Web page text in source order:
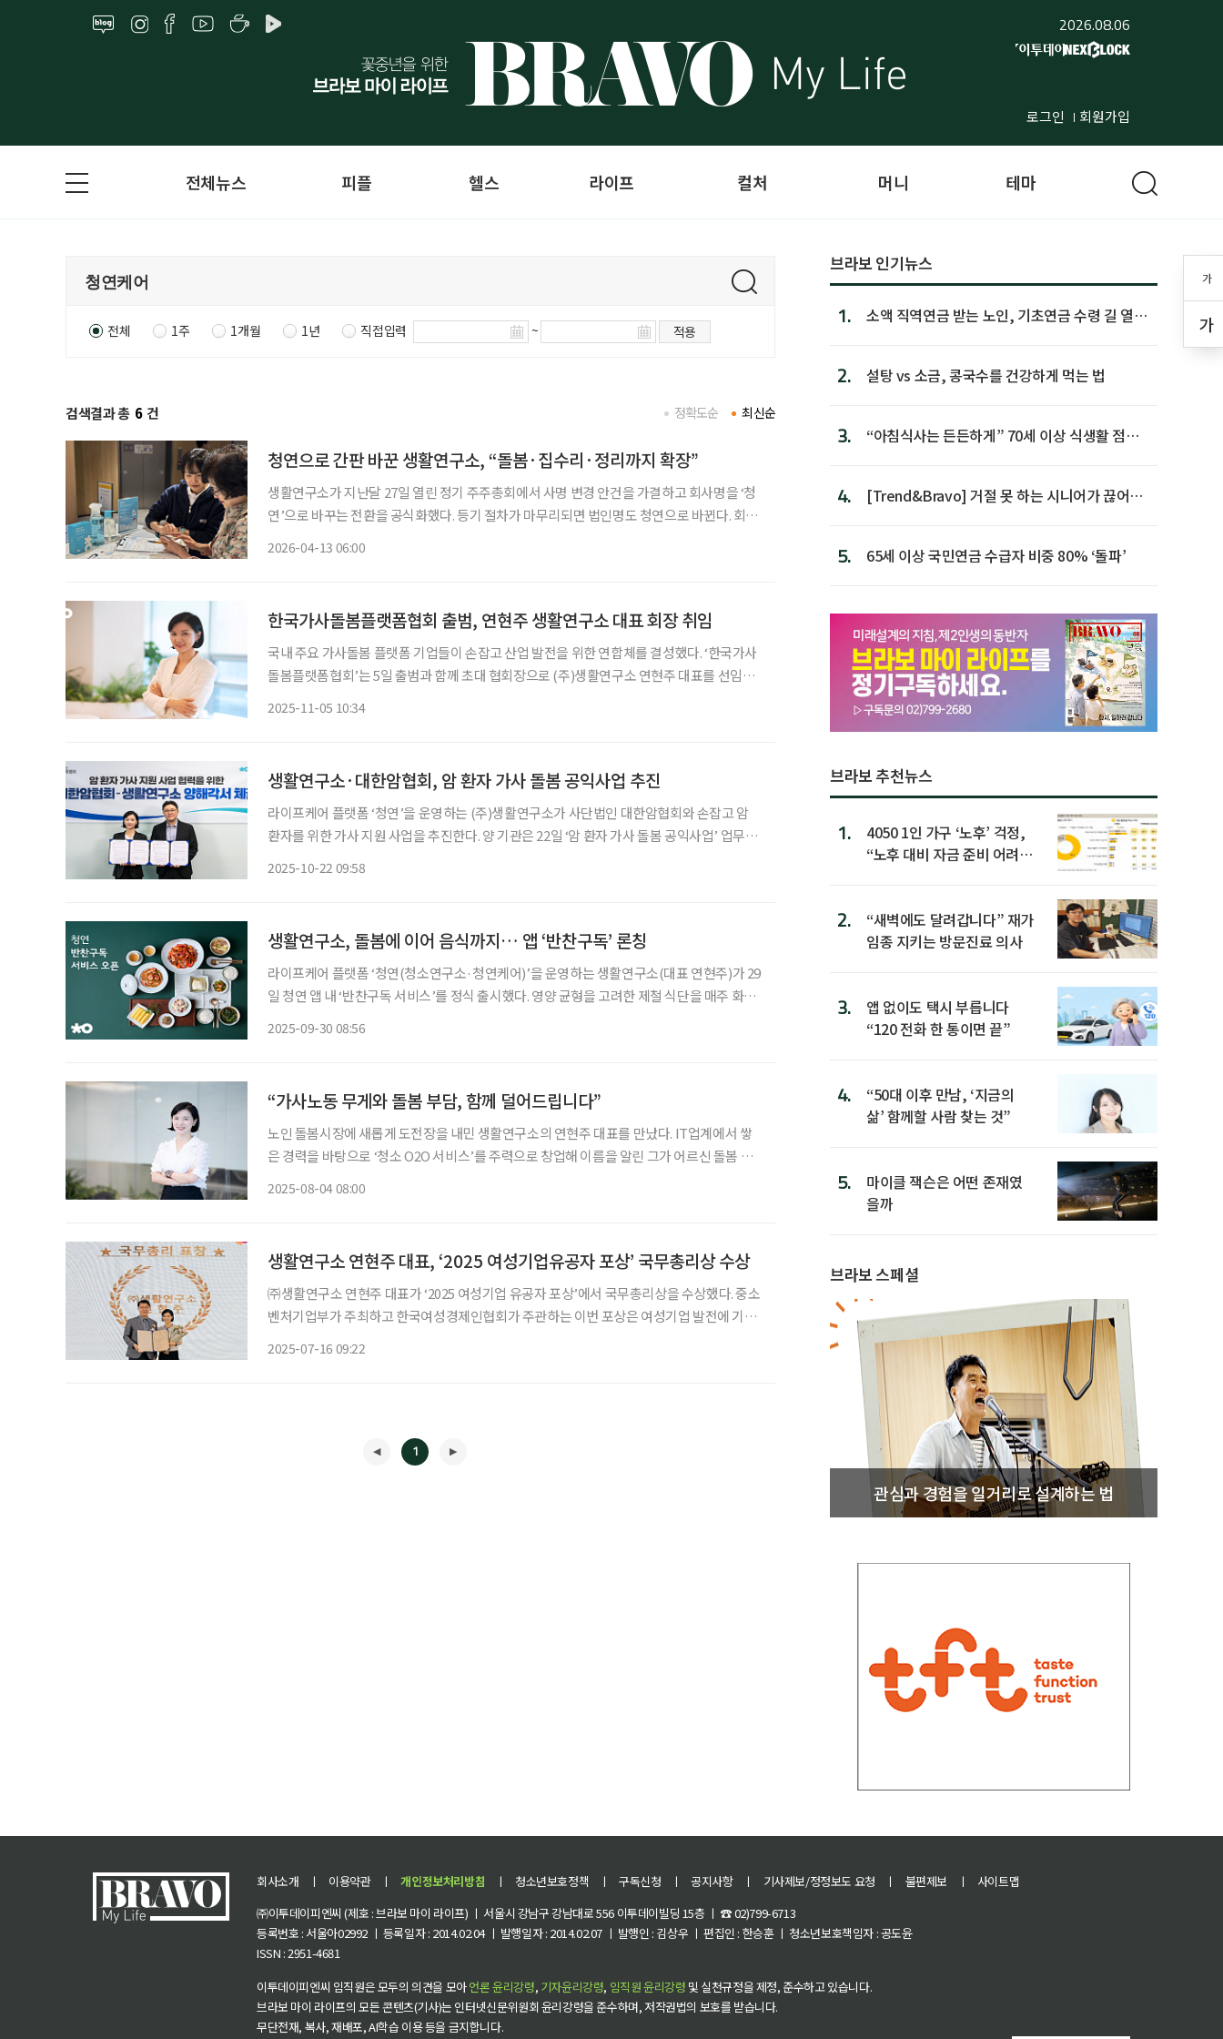
2026.08.06
로그인 회원가입
가
가
전체뉴스 피플 헬스 라이프 컬처 머니 테마
전체 1주 1개월 1년 직접입력 ~ 적용
검색결과 총 6 건 최신순
정확도순
청연으로 간판 바꾼 생활연구소, “돌봄·집수리·정리까지 확장”
생활연구소가 지난달 27일 열린 정기 주주총회에서 사명 변경 안건을 가결하고 회사명을 ‘청
연’으로 바꾸는 전환을 공식화했다. 등기 절차가 마무리되면 법인명도 청연으로 바뀐다. 회사
2026-04-13 06:00
한국가사돌봄플랫폼협회 출범, 연현주 생활연구소 대표 회장 취임
국내 주요 가사돌봄 플랫폼 기업들이 손잡고 산업 발전을 위한 연합체를 결성했다. ‘한국가사
돌봄플랫폼협회’는 5일 출범과 함께 초대 협회장으로 (주)생활연구소 연현주 대표를 선임했
2025-11-05 10:34
생활연구소·대한암협회, 암 환자 가사 돌봄 공익사업 추진
라이프케어 플랫폼 ‘청연’을 운영하는 (주)생활연구소가 사단법인 대한암협회와 손잡고 암
환자를 위한 가사 지원 사업을 추진한다. 양 기관은 22일 ‘암 환자 가사 돌봄 공익사업’ 업무협
2025-10-22 09:58
생활연구소, 돌봄에 이어 음식까지… 앱 ‘반찬구독’ 론칭
라이프케어 플랫폼 ‘청연(청소연구소·청연케어)’을 운영하는 생활연구소(대표 연현주)가 29
일 청연 앱 내 ‘반찬구독 서비스’를 정식 출시했다. 영양 균형을 고려한 제철 식단을 매주 화·
2025-09-30 08:56
“가사노동 무게와 돌봄 부담, 함께 덜어드립니다”
노인 돌봄시장에 새롭게 도전장을 내민 생활연구소의 연현주 대표를 만났다. IT업계에서 쌓
은 경력을 바탕으로 ‘청소 O2O 서비스’를 주력으로 창업해 이름을 알린 그가 어르신 돌봄 방
2025-08-04 08:00
생활연구소 연현주 대표, ‘2025 여성기업유공자 포상’ 국무총리상 수상
㈜생활연구소 연현주 대표가 ‘2025 여성기업 유공자 포상’에서 국무총리상을 수상했다. 중소
벤처기업부가 주최하고 한국여성경제인협회가 주관하는 이번 포상은 여성기업 발전에 기여
2025-07-16 09:22
1
브라보 인기뉴스
1.
소액 직역연금 받는 노인, 기초연금 수령 길 열린
2. 설탕 vs 소금, 콩국수를 건강하게 먹는 법
3.
“아침식사는 든든하게” 70세 이상 식생활 점수
4.
[Trend&Bravo] 거절 못 하는 시니어가 끊어야
5. 65세 이상 국민연금 수급자 비중 80% ‘돌파’
브라보 추천뉴스
1.
4050 1인 가구 ‘노후’ 걱정,
“노후 대비 자금 준비 어려
2.
“새벽에도 달려갑니다” 재가
임종 지키는 방문진료 의사
3.
앱 없이도 택시 부릅니다
“120 전화 한 통이면 끝”
4.
“50대 이후 만남, ‘지금의
삶’ 함께할 사람 찾는 것”
5.
마이클 잭슨은 어떤 존재였
을까
브라보 스페셜
관심과 경험을 일거리로 설계하는 법
회사소개 ㅣ 이용약관 ㅣ 개인정보처리방침 ㅣ 청소년보호정책 ㅣ 구독신청 ㅣ 공지사항 ㅣ 기사제보/정정보도 요청 ㅣ 불편제보 ㅣ
사이트맵
㈜이투데이피엔씨 (제호 : 브라보 마이 라이프) ㅣ 서울시 강남구 강남대로 556 이투데이빌딩 15층 ㅣ ☎ 02)799-6713
등록번호 : 서울아02992 ㅣ 등록일자 : 2014.02.04 ㅣ 발행일자 : 2014.02.07 ㅣ 발행인 : 김상우 ㅣ 편집인 : 한승훈 ㅣ 청소년보호책임자 : 공도윤
ISSN : 2951-4681
이투데이피엔씨 임직원은 모두의 의견을 모아언론 윤리강령, 기자윤리강령, 임직원 윤리강령 및 실천규정을 제정, 준수하고 있습니다.
브라보 마이 라이프의 모든 콘텐츠(기사)는 인터넷신문위원회 윤리강령을 준수하며, 저작권법의 보호를 받습니다.
무단전재, 복사, 재배포, AI학습 이용 등을 금지합니다.